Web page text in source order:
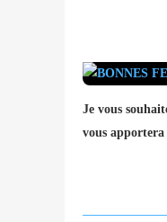
Je vous
vous